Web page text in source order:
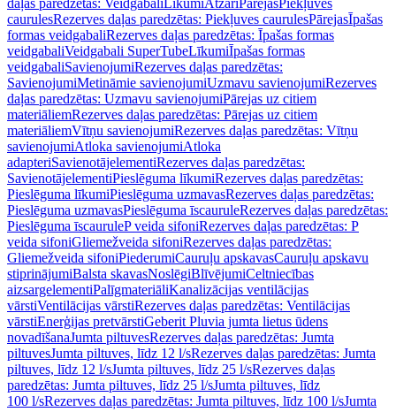
daļas paredzētas: Veidgabali LīkumiAtzari PārejasPiekļuves
caurulesRezerves daļas paredzētas: Piekļuves caurulesPārejasĪpašas
formas veidgabaliRezerves daļas paredzētas: Īpašas formas
veidgabaliVeidgabali SuperTubeLīkumiĪpašas formas
veidgabaliSavienojumiRezerves daļas paredzētas:
SavienojumiMetināmie savienojumiUzmavu savienojumiRezerves
daļas paredzētas: Uzmavu savienojumiPārejas uz citiem
materiāliemRezerves daļas paredzētas: Pārejas uz citiem
materiāliemVītņu savienojumiRezerves daļas paredzētas: Vītņu
savienojumiAtloka savienojumiAtloka
adapteriSavienotājelementiRezerves daļas paredzētas:
SavienotājelementiPieslēguma līkumiRezerves daļas paredzētas:
Pieslēguma līkumiPieslēguma uzmavasRezerves daļas paredzētas:
Pieslēguma uzmavasPieslēguma īscauruleRezerves daļas paredzētas:
Pieslēguma īscauruleP veida sifoniRezerves daļas paredzētas: P
veida sifoniGliemežveida sifoniRezerves daļas paredzētas:
Gliemežveida sifoniPiederumiCauruļu apskavasCauruļu apskavu
stiprinājumiBalsta skavasNoslēgiBlīvējumiCeltniecības
aizsargelementiPalīgmateriāliKanalizācijas ventilācijas
vārstiVentilācijas vārstiRezerves daļas paredzētas: Ventilācijas
vārstiEnerģijas pretvārstiGeberit Pluvia jumta lietus ūdens
novadīšanaJumta piltuvesRezerves daļas paredzētas: Jumta
piltuvesJumta piltuves, līdz 12 l/sRezerves daļas paredzētas: Jumta
piltuves, līdz 12 l/sJumta piltuves, līdz 25 l/sRezerves daļas
paredzētas: Jumta piltuves, līdz 25 l/sJumta piltuves, līdz
100 l/sRezerves daļas paredzētas: Jumta piltuves, līdz 100 l/sJumta